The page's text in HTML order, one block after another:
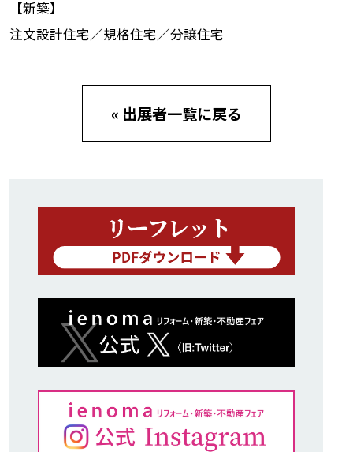
【新築】
注文設計住宅／規格住宅／分譲住宅
« 出展者一覧に戻る